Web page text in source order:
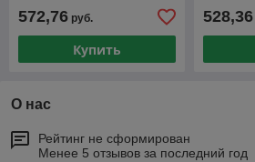
572,76 руб.
Купить
528,36
О нас
Рейтинг не сформирован
Менее 5 отзывов за последний год